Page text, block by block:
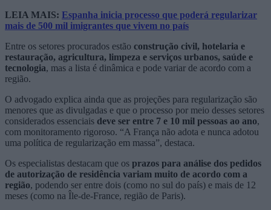
LEIA MAIS: Espanha inicia processo que poderá regularizar
mais de 500 mil imigrantes que vivem no país
Entre os setores procurados estão construção civil, hotelaria e
restauração, agricultura, limpeza e serviços urbanos, saúde e
tecnologia, mas a lista é dinâmica e pode variar de acordo com a
região.
O advogado explica ainda que as projeções para regularização são
menores que as divulgadas e que o processo por meio desses setores
considerados essenciais deve ser entre 7 e 10 mil pessoas ao ano,
com monitoramento rigoroso. “A França não adota e nunca adotou
uma política de regularização em massa”, destaca.
Os especialistas destacam que os prazos para análise dos pedidos
de autorização de residência variam muito de acordo com a
região, podendo ser entre dois (como no sul do país) e mais de 12
meses (como na Île-de-France, região de Paris).